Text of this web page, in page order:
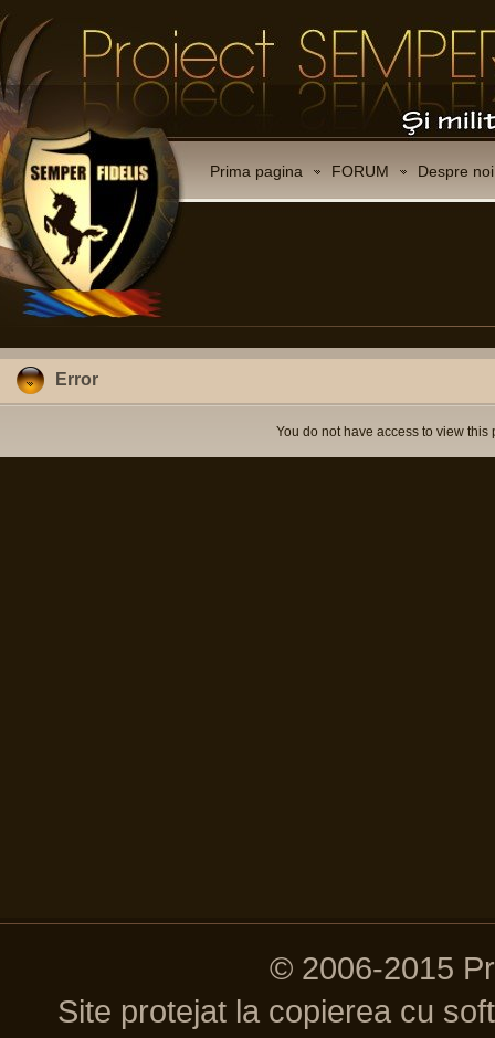
Prima pagina FORUM Despre noi
Error
You do not have access to view this
© 2006-2015
Site protejat la copierea cu